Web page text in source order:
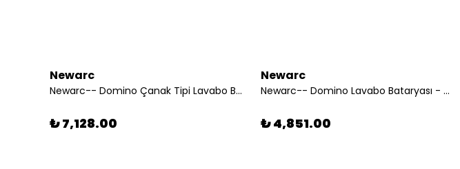
Newarc
Newarc-- Domino Çanak Tipi Lavabo Bataryası Siyah - 971001B 210078
₺ 7,128.00
Newarc
Newarc-- Domino Lavabo Bataryası - 971521 180051
₺ 4,851.00